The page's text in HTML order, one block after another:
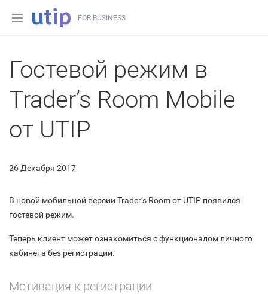
FOR BUSINESS
Гостевой режим в
Trader’s Room Mobile
от UTIP
26 Декабря 2017
В новой мобильной версии Trader’s Room от UTIP появился
гостевой режим.
Теперь клиент может ознакомиться с функционалом личного
кабинета без регистрации.
Мотивация к регистрации